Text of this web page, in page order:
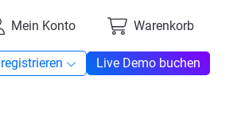
Mein Konto Warenkorb
Live Demo buchen